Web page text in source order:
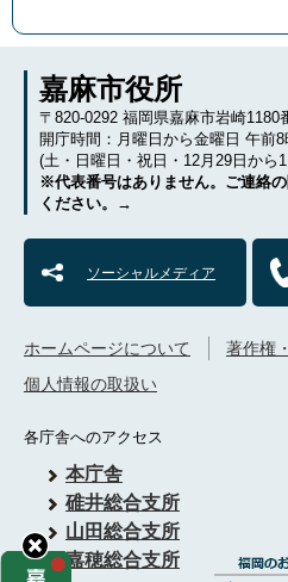
嘉麻市役所
〒820-0292 福岡県嘉麻市岩崎1180
開庁時間：月曜日から金曜日 午前
(土・日曜日・祝日・12月29日から
※代表番号はありません。ご連絡
ください。→
ソーシャルメディア
各庁舎へのアクセス
本庁舎
碓井総合支所
山田総合支所
嘉穂総合支所
ホームページについて
著作権
個人情報の取扱い